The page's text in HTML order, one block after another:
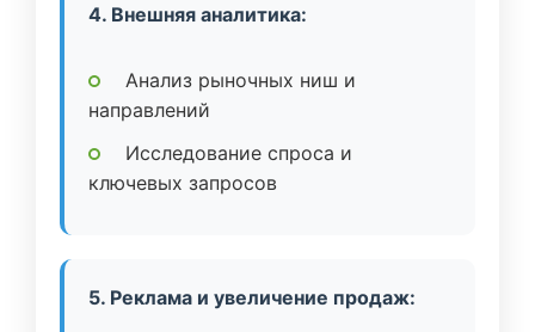
4. Внешняя аналитика:
Анализ рыночных ниш и
направлений
Исследование спроса и
ключевых запросов
5. Реклама и увеличение продаж: